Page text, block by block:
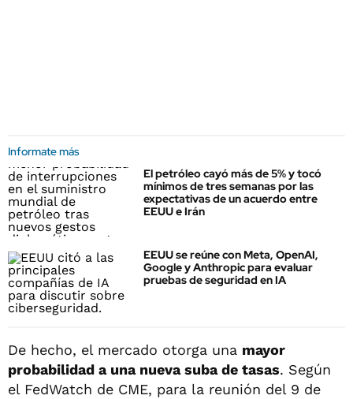
Informate más
El petróleo cayó más de 5% y tocó
mínimos de tres semanas por las
expectativas de un acuerdo entre
EEUU e Irán
EEUU se reúne con Meta, OpenAI,
Google y Anthropic para evaluar
pruebas de seguridad en IA
De hecho, el mercado otorga una mayor
probabilidad a una nueva suba de tasas. Según
el FedWatch de CME, para la reunión del 9 de